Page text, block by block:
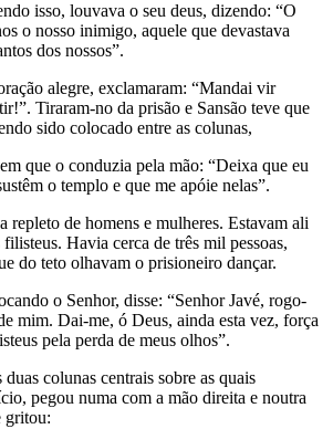
isso, louvava o seu deus, dizendo: “O
o nosso inimigo, aquele que devastava
dos nossos”.
alegre, exclamaram: “Mandai vir
Tiraram-no da prisão e Sansão teve que
sido colocado entre as colunas,
que o conduzia pela mão: “Deixa que eu
o templo e que me apóie nelas”.
repleto de homens e mulheres. Estavam ali
Havia cerca de três mil pessoas,
do teto olhavam o prisioneiro dançar.
o Senhor, disse: “Senhor Javé, rogo-
mim. Dai-me, ó Deus, ainda esta vez, força
pela perda de meus olhos”.
colunas centrais sobre as quais
pegou numa com a mão direita e noutra
gritou: